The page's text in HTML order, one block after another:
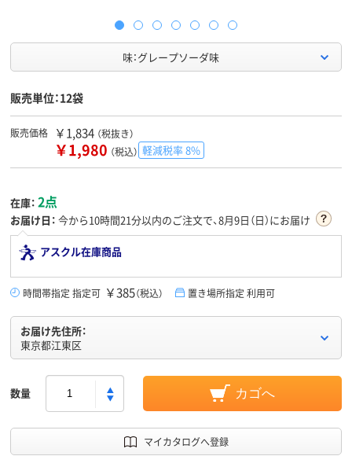
味：グレープソーダ味
販売単位：12袋
販売価格 ￥1,834 （税抜き）
￥1,980 （税込） 軽減税率 8%
在庫： 2点
お届け日： 今から10時間21分以内のご注文で、8月9日（日）にお届け
アスクル在庫商品
時間帯指定 指定可 ￥385（税込） 置き場所指定 利用可
お届け先住所：
東京都江東区
数量 カゴへ
マイカタログへ登録